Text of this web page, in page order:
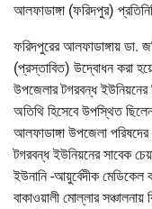
আলফাডাঙ্গা (ফরিদপুর)
ফরিদপুরের আলফাডাঙ্গায় ডা.
(প্রস্তাবিত) উদ্বোধন করা
উপজেলার টগরবন্ধ ইউনিয়নের
অতিথি হিসেবে উপস্থিত
আলফাডাঙ্গা উপজেলা
টগরবন্ধ ইউনিয়নের সাবেক
ইউনানি -আয়ুর্বেদীক মেডিকেল
বাকাওয়ালী মোল্লার